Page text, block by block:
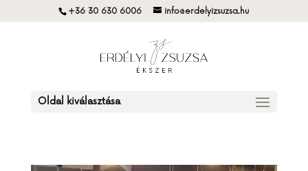
+36 30 630 6006 info@erdelyizsuzsa.hu
Oldal kiválasztása